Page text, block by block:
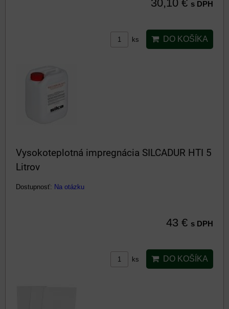
30,10 € s DPH
ks DO KOŠÍKA
Vysokoteplotná impregnácia SILCADUR HTI 5
Litrov
Dostupnosť: Na otázku
43 € s DPH
ks DO KOŠÍKA